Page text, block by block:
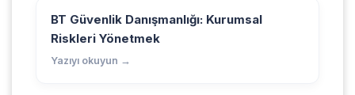
BT Güvenlik Danışmanlığı: Kurumsal
Riskleri Yönetmek
Yazıyı okuyun →